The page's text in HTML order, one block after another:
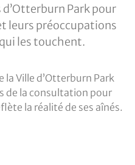
d’Otterburn Park pour
leurs préoccupations
les touchent.
la Ville d’Otterburn Park
de la consultation pour
la réalité de ses aînés.